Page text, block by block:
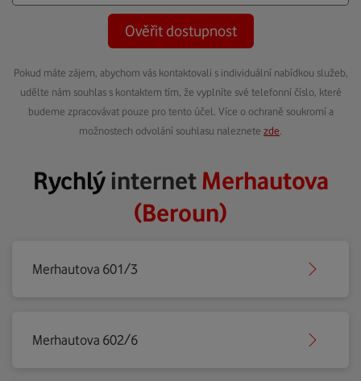
Ověřit dostupnost
Pokud máte zájem, abychom vás kontaktovali s individuální nabídkou služeb,
udělte nám souhlas s kontaktem tím, že vyplníte své telefonní číslo, které
budeme zpracovávat pouze pro tento účel. Více o ochraně soukromí a
možnostech odvolání souhlasu naleznete zde
Rychlýinternet Merhautova
(Beroun)
Merhautova 601/3
Merhautova 602/6